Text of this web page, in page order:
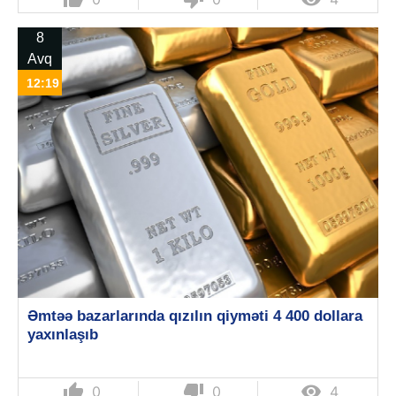
8
Avq
12:19
Əmtəə bazarlarında qızılın qiyməti 4 400 dollara
yaxınlaşıb
0 0 4